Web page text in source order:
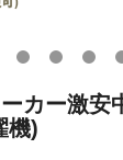
カー激安
機)